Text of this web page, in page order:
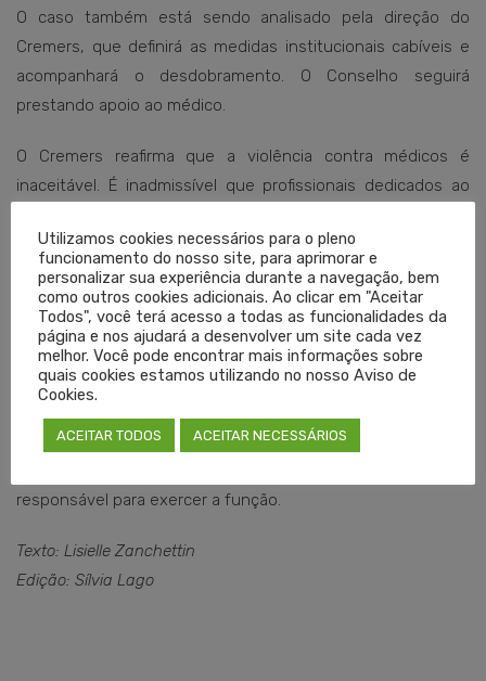
O caso também está sendo analisado pela direção do
Cremers, que definirá as medidas institucionais cabíveis e
acompanhará o desdobramento. O Conselho seguirá
prestando apoio ao médico.
O Cremers reafirma que a violência contra médicos é
inaceitável. É inadmissível que profissionais dedicados ao
exercício da Medicina. Além de colocar em risco a
integridade física e psicológica dos médicos, episódios
dessa natureza comprometem o ambiente de trabalho e
podem impactar a qualidade e a continuidade da
assistência prestada à população.
diretor técnico da instituição. O Cremers estabeleceu o
responsável para exercer a função.
Texto: Lisielle Zanchettin
Edição: Sílvia Lago
Utilizamos cookies necessários para o pleno
funcionamento do nosso site, para aprimorar e
personalizar sua experiência durante a navegação, bem
como outros cookies adicionais. Ao clicar em "Aceitar
Todos", você terá acesso a todas as funcionalidades da
página e nos ajudará a desenvolver um site cada vez
melhor. Você pode encontrar mais informações sobre
quais cookies estamos utilizando no nosso Aviso de
Cookies.
ACEITAR TODOS ACEITAR NECESSÁRIOS